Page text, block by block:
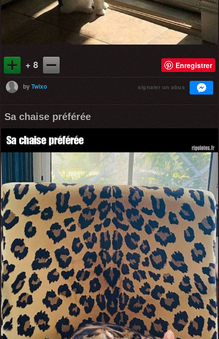
+ 8 Enregistrer
byTwixo signaler un abus
Sa chaise préférée